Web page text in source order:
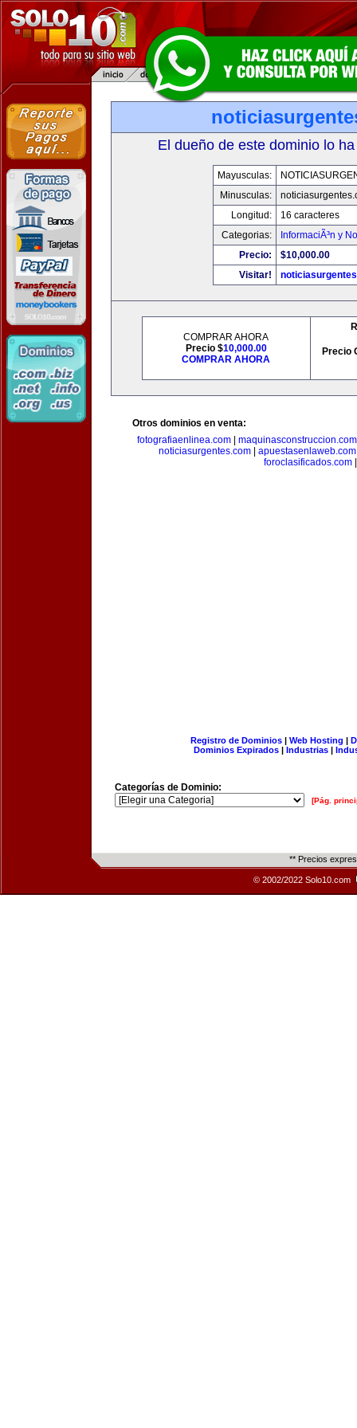
El dueño de este dominio lo
Mayusculas:
Minusculas:
Longitud:
16 caracteres
Categorias:
InformaciÃ³n y
Precio:
$10,000.00
Visitar!
COMPRAR AHORA
Precio $10,000.00
COMPRAR AHORA
Precio
Otros dominios en venta:
fotografiaenlinea.com
maquinasconstruccion.com
noticiasurgentes.com| apuestasenlaweb.com
foroclasificados.com|
Registro de Dominios| Web Hosting |
Dominios Expirados | Industrias |
Categorías de Dominio:
[Pág.
** Precios
© 2002/2022 Solo10.com